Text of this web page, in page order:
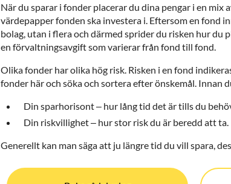
När du sparar i fonder placerar du dina pengar i en
värdepapper fonden ska investera i. Eftersom en fond
bolag, utan i flera och därmed sprider du risken hur
en förvaltningsavgift som varierar från fond till fond.
Olika fonder har olika hög risk. Risken i en fond
fonder här och söka och sortera efter önskemål. Innan
Din sparhorisont – hur lång tid det är tills du
Din riskvillighet – hur stor risk du är beredd att ta.
Generellt kan man säga att ju längre tid du vill spara,